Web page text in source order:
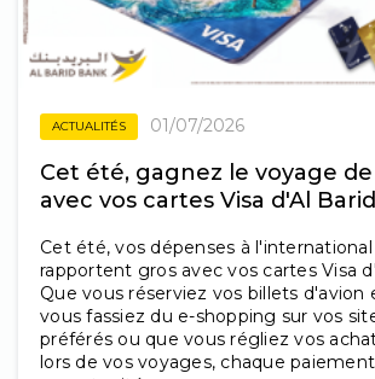
ACTUALITÉS 01/07/2026
Cet été, gagnez le voyage
avec vos cartes Visa d'Al
Cet été, vos dépenses à
rapportent gros avec vos cartes Visa
Que vous réserviez vos billets d'avion
vous fassiez du e-shopping sur vos
préférés ou que vous régliez vos
lors de vos voyages, chaque